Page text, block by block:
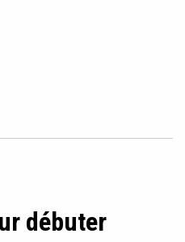
débuter